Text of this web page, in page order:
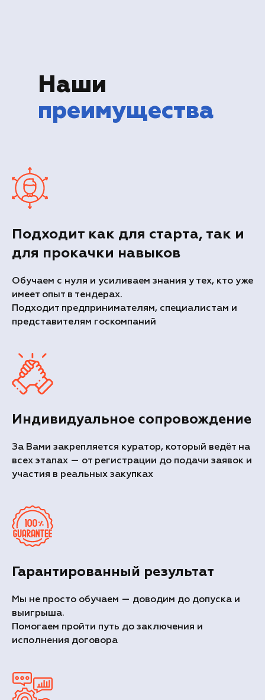
Наши
преимущества
Подходит как для старта, так и
для прокачки навыков
Обучаем с нуля и усиливаем знания у тех, кто уже
имеет опыт в тендерах.
Подходит предпринимателям, специалистам и
представителям госкомпаний
Индивидуальное сопровождение
За Вами закрепляется куратор, который ведёт на
всех этапах — от регистрации до подачи заявок и
участия в реальных закупках
Гарантированный результат
Мы не просто обучаем — доводим до допуска и
выигрыша.
Помогаем пройти путь до заключения и
исполнения договора